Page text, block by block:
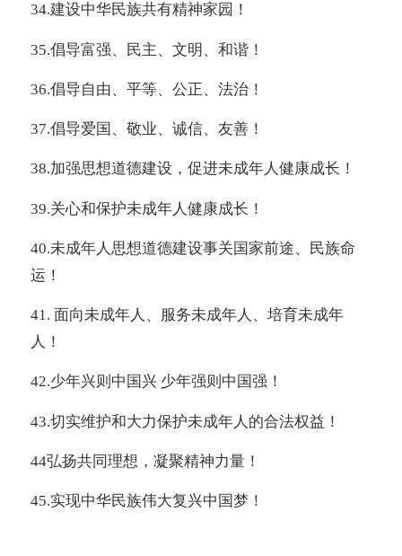
34.建设中华民族共有精神家园！
35.倡导富强、民主、文明、和谐！
36.倡导自由、平等、公正、法治！
37.倡导爱国、敬业、诚信、友善！
38.加强思想道德建设，促进未成年人健康成长！
39.关心和保护未成年人健康成长！
40.未成年人思想道德建设事关国家前途、民族命
运！
41. 面向未成年人、服务未成年人、培育未成年
人！
42.少年兴则中国兴 少年强则中国强！
43.切实维护和大力保护未成年人的合法权益！
44弘扬共同理想，凝聚精神力量！
45.实现中华民族伟大复兴中国梦！